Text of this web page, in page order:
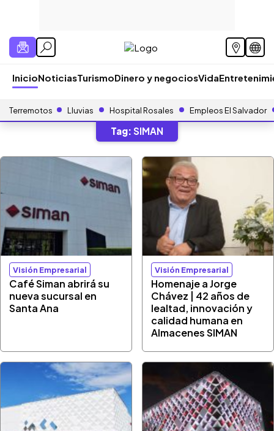
InicioNoticiasTurismoDinero y negociosVida
Terremotos Lluvias Hospital Rosales Empleos El Salvador
Tag: SIMAN
Visión Empresarial
Café Siman abrirá su
nueva sucursal en
Santa Ana
Visión Empresarial
Homenaje a Jorge
Chávez | 42 años de
lealtad, innovación y
calidad humana en
Almacenes SIMAN